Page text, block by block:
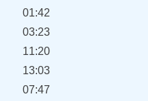
01:42
03:23
11:20
13:03
07:47